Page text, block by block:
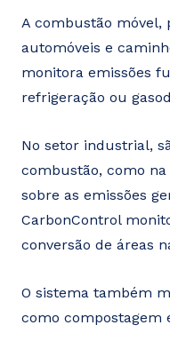
A combustão móvel,
automóveis e
monitora emissões
refrigeração ou
No setor industrial,
combustão, como
sobre as emissões
CarbonControl
conversão de áreas
O sistema também
como compostagem